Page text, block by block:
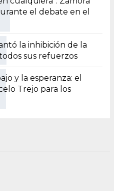
el debate en el
la inhibición de la
sus refuerzos
y la esperanza: el
Trejo para los